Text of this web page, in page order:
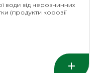
води від нерозчинних
(продукти корозії